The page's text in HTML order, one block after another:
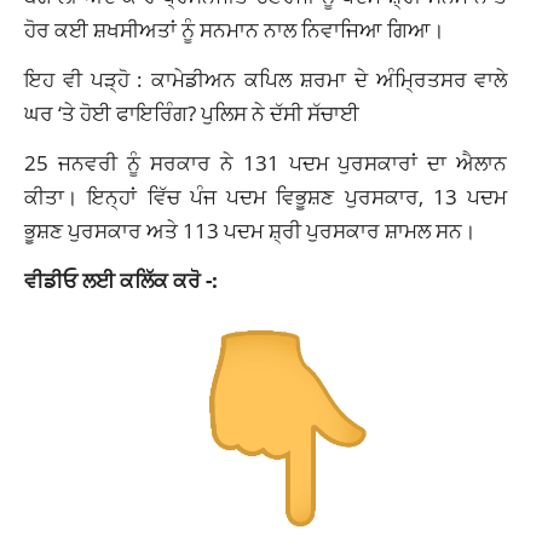
ਹੋਰ ਕਈ ਸ਼ਖਸੀਅਤਾਂ ਨੂੰ ਸਨਮਾਨ ਨਾਲ ਨਿਵਾਜਿਆ ਗਿਆ।
ਇਹ ਵੀ ਪੜ੍ਹੋ :ਕਾਮੇਡੀਅਨ ਕਪਿਲ ਸ਼ਰਮਾ ਦੇ ਅੰਮ੍ਰਿਤਸਰ ਵਾਲੇ
ਘਰ ‘ਤੇ ਹੋਈ ਫਾਇਰਿੰਗ? ਪੁਲਿਸ ਨੇ ਦੱਸੀ ਸੱਚਾਈ
25 ਜਨਵਰੀ ਨੂੰ ਸਰਕਾਰ ਨੇ 131 ਪਦਮ ਪੁਰਸਕਾਰਾਂ ਦਾ ਐਲਾਨ
ਕੀਤਾ। ਇਨ੍ਹਾਂ ਵਿੱਚ ਪੰਜ ਪਦਮ ਵਿਭੂਸ਼ਣ ਪੁਰਸਕਾਰ, 13 ਪਦਮ
ਭੂਸ਼ਣ ਪੁਰਸਕਾਰ ਅਤੇ 113 ਪਦਮ ਸ਼੍ਰੀ ਪੁਰਸਕਾਰ ਸ਼ਾਮਲ ਸਨ।
ਵੀਡੀਓ ਲਈ ਕਲਿੱਕ ਕਰੋ -: